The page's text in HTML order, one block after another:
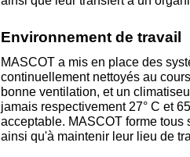
Environnement de travail
MASCOT a mis en place des
continuellement nettoyés au
bonne ventilation, et un
jamais respectivement 27° C et
acceptable. MASCOT forme tous
ainsi qu'à maintenir leur lieu de